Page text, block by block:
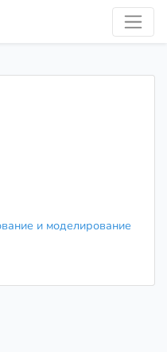
и моделирование